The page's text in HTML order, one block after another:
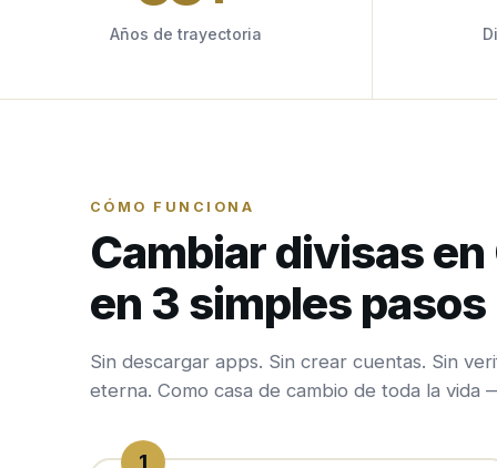
Años de trayectoria
CÓMO FUNCIONA
Cambiar divisas en
en 3 simples pasos
Sin descargar apps. Sin crear cuentas. Sin
eterna. Como casa de cambio de toda la
1